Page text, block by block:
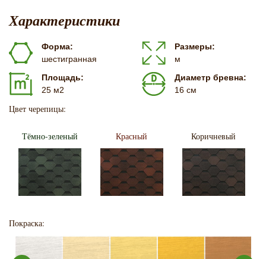
Характеристики
Форма:
шестигранная
Размеры:
м
Площадь:
25 м2
Диаметр бревна:
16 см
Цвет черепицы:
Тёмно-зеленый Красный Коричневый
Покраска: